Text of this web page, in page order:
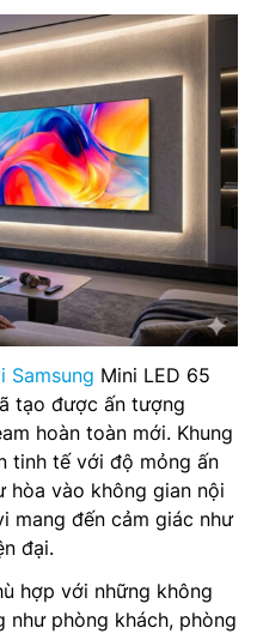
Samsung Mini LED 65
tạo được ấn tượng
hoàn toàn mới. Khung
tinh tế với độ mỏng ấn
hòa vào không gian nội
mang đến cảm giác như
đại.
hợp với những không
phòng khách, phòng